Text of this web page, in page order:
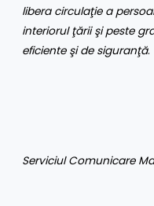
libera circulaţie a
interiorul ţării şi peste
eficiente şi de siguranţă.
Serviciul Comunicare